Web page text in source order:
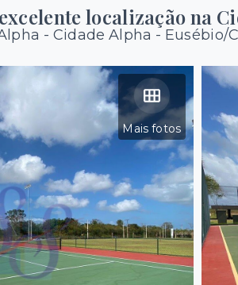
localização na
- Cidade Alpha - Eusébio/
Mais fotos